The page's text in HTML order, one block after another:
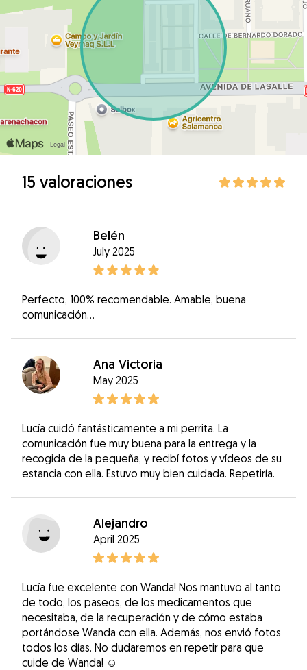
15 valoraciones
Belén
July 2025
Perfecto, 100% recomendable. Amable, buena
comunicación...
Ana Victoria
May 2025
Lucía cuidó fantásticamente a mi perrita. La
comunicación fue muy buena para la entrega y la
recogida de la pequeña, y recibí fotos y vídeos de su
estancia con ella. Estuvo muy bien cuidada. Repetiría.
Alejandro
April 2025
Lucía fue excelente con Wanda! Nos mantuvo al tanto
de todo, los paseos, de los medicamentos que
necesitaba, de la recuperación y de cómo estaba
portándose Wanda con ella. Además, nos envió fotos
todos los días. No dudaremos en repetir para que
cuide de Wanda! ☺️